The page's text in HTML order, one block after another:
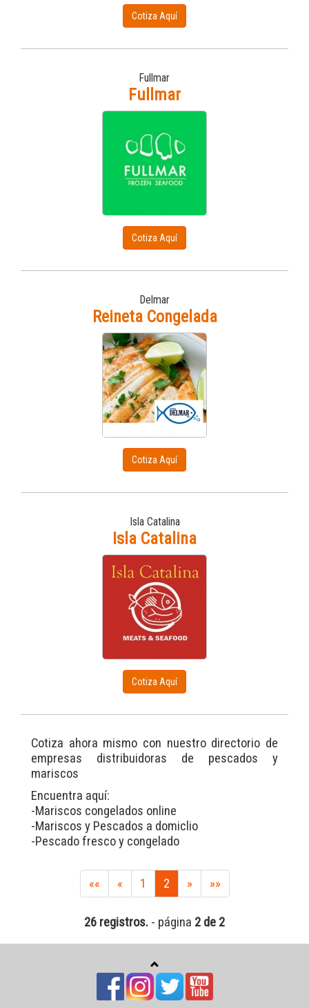
Cotiza Aquí
Fullmar
Fullmar
Cotiza Aquí
Delmar
Reineta Congelada
Cotiza Aquí
Isla Catalina
Isla Catalina
Cotiza Aquí
Cotiza ahora mismo con nuestro directorio de
empresas distribuidoras de pescados y
mariscos
Encuentra aquí:
-Mariscos congelados online
-Mariscos y Pescados a domiclio
-Pescado fresco y congelado
«« « 1 2 » »»
26 registros. - página 2 de 2